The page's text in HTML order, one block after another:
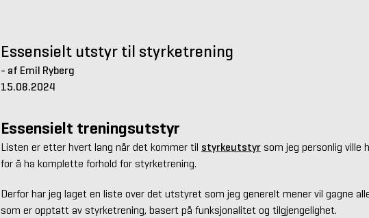
Essensielt utstyr til styrketrening
- af Emil Ryberg
15.08.2024
Essensielt treningsutstyr
Listen er etter hvert lang når det kommer til styrkeutstyr som jeg personlig ville
for å ha komplette forhold for styrketrening.
Derfor har jeg laget en liste over det utstyret som jeg generelt mener vil gagne
som er opptatt av styrketrening, basert på funksjonalitet og tilgjengelighet.